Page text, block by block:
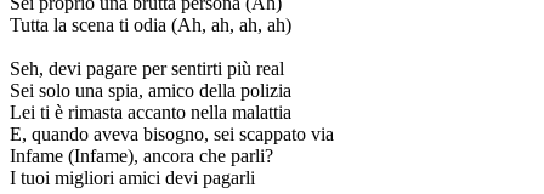
Tutta la scena ti odia (Ah, ah, ah, ah)
Seh, devi pagare per sentirti più real
Sei solo una spia, amico della polizia
Lei ti è rimasta accanto nella malattia
E, quando aveva bisogno, sei scappato via
Infame (Infame), ancora che parli?
I tuoi migliori amici devi pagarli